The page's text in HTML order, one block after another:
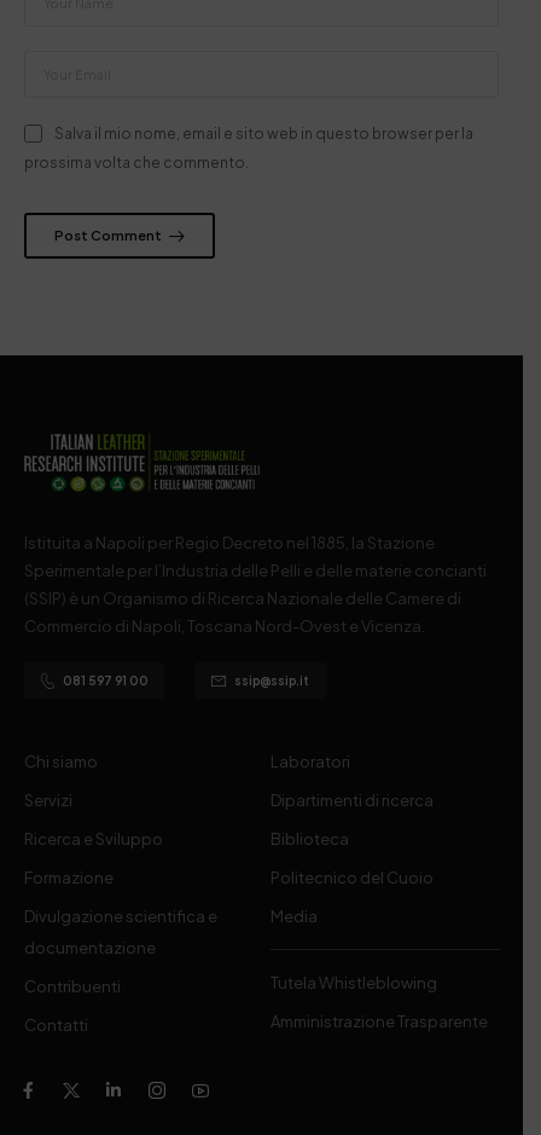
Salva il mio nome, email e sito web in questo browser per la
prossima volta che commento.
Post Comment
Istituita a Napoli per Regio Decreto nel 1885, la Stazione
Sperimentale per l’Industria delle Pelli e delle materie concianti
(SSIP) è un Organismo di Ricerca Nazionale delle Camere di
Commercio di Napoli, Toscana Nord-Ovest e Vicenza.
081 597 91 00 ssip@ssip.it
Chi siamo
Servizi
Ricerca e Sviluppo
Formazione
Divulgazione scientifica e
documentazione
Contribuenti
Contatti
Laboratori
Dipartimenti di ricerca
Biblioteca
Politecnico del Cuoio
Media
Tutela Whistleblowing
Amministrazione Trasparente